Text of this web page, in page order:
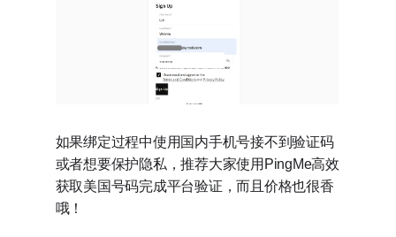
如果绑定过程中使用国内手机号接不到验证码
或者想要保护隐私，推荐大家使用PingMe高效
获取美国号码完成平台验证，而且价格也很香
哦！